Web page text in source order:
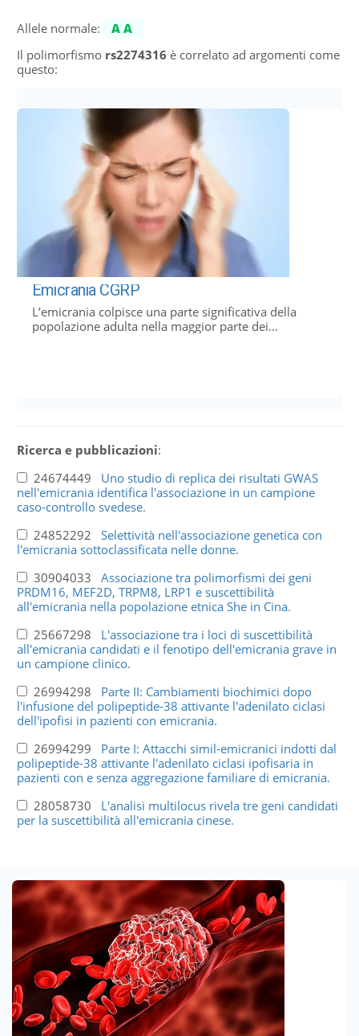
Allele normale:
AA
Il polimorfismo rs2274316 è correlato ad argomenti come
questo:
Emicrania CGRP
L’emicrania colpisce una parte significativa della
popolazione adulta nella maggior parte dei...
Ricerca e pubblicazioni:
24674449 Uno studio di replica dei risultati GWAS
nell'emicrania identifica l'associazione in un campione
caso-controllo svedese.
24852292 Selettività nell'associazione genetica con
l'emicrania sottoclassificata nelle donne.
30904033 Associazione tra polimorfismi dei geni
PRDM16, MEF2D, TRPM8, LRP1 e suscettibilità
all'emicrania nella popolazione etnica She in Cina.
25667298 L'associazione tra i loci di suscettibilità
all'emicrania candidati e il fenotipo dell'emicrania grave in
un campione clinico.
26994298 Parte II: Cambiamenti biochimici dopo
l'infusione del polipeptide-38 attivante l'adenilato ciclasi
dell'ipofisi in pazienti con emicrania.
26994299 Parte I: Attacchi simil-emicranici indotti dal
polipeptide-38 attivante l'adenilato ciclasi ipofisaria in
pazienti con e senza aggregazione familiare di emicrania.
28058730 L'analisi multilocus rivela tre geni candidati
per la suscettibilità all'emicrania cinese.